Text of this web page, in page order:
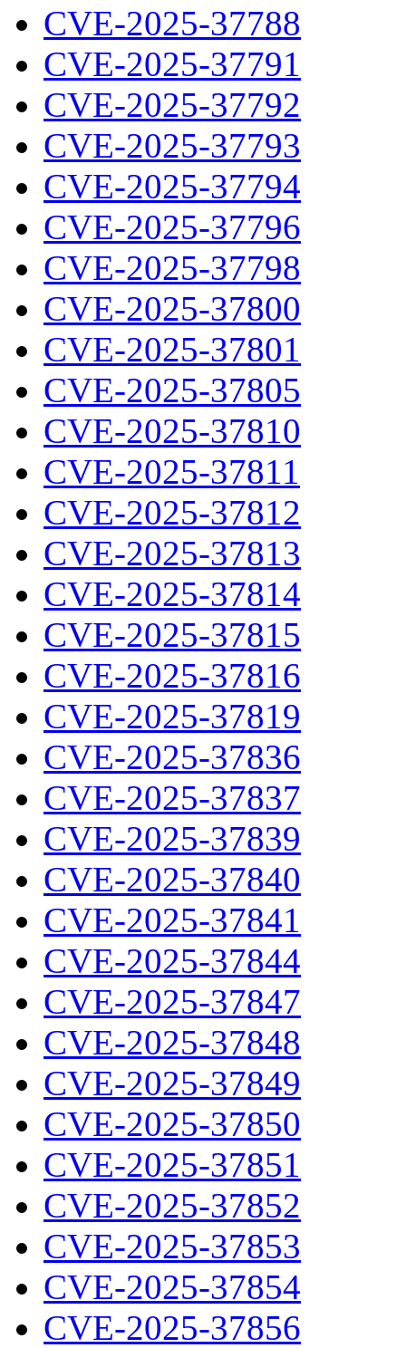
CVE-2025-37788
CVE-2025-37791
CVE-2025-37792
CVE-2025-37793
CVE-2025-37794
CVE-2025-37796
CVE-2025-37798
CVE-2025-37800
CVE-2025-37801
CVE-2025-37805
CVE-2025-37810
CVE-2025-37811
CVE-2025-37812
CVE-2025-37813
CVE-2025-37814
CVE-2025-37815
CVE-2025-37816
CVE-2025-37819
CVE-2025-37836
CVE-2025-37837
CVE-2025-37839
CVE-2025-37840
CVE-2025-37841
CVE-2025-37844
CVE-2025-37847
CVE-2025-37848
CVE-2025-37849
CVE-2025-37850
CVE-2025-37851
CVE-2025-37852
CVE-2025-37853
CVE-2025-37854
CVE-2025-37856